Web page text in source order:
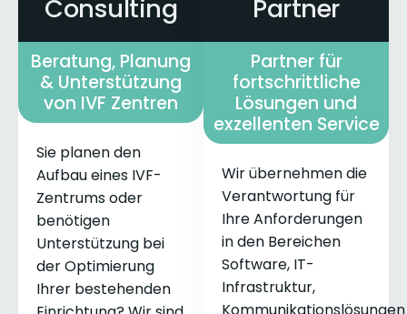
Consulting
Beratung, Planung
& Unterstützung
von IVF Zentren
Sie planen den
Aufbau eines IVF-
Zentrums oder
benötigen
Unterstützung bei
der Optimierung
Ihrer bestehenden
Partner
Partner für
fortschrittliche
Lösungen und
exzellenten Service
Wir übernehmen die
Verantwortung für
Ihre Anforderungen
in den Bereichen
Software, IT-
Infrastruktur,
Kommunikationslösungen